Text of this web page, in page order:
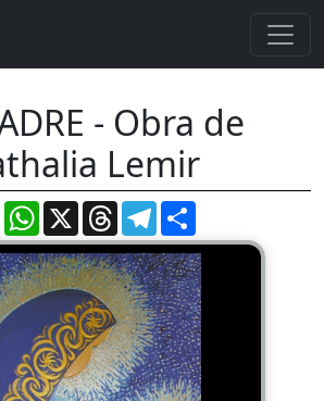
- Obra de
Lemir
FacebookWhatsApp
X ThreadsTelegram